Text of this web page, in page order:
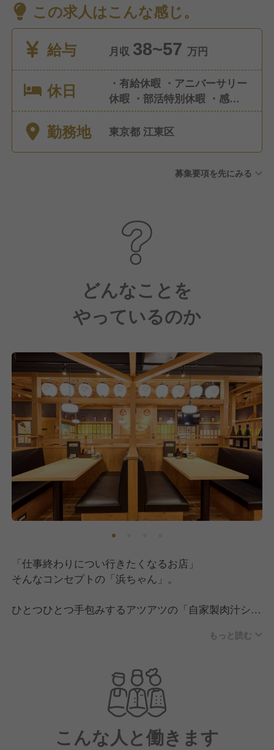
この求人はこんな感じ。
給与
月収 38~57 万円
休日
・有給休暇 ・アニバーサリー
休暇 ・部活特別休暇 ・感染症
による休暇 ・慶弔休暇 ・永年
勤続休暇 ・店舗休暇 ・産前産
勤務地 東京都 江東区
募集要項を先にみる
どんなことを
やっているのか
「仕事終わりについ行きたくなるお店」
そんなコンセプトの「浜ちゃん」。
ひとつひとつ手包みするアツアツの「自家製肉汁シュ
強鶏の塩煮込み」など、愛情を込めた手作りの品々が
そんな「浜ちゃん」では
最高の笑顔で働ける環境をつくり、
お客様が「ただいま！」と帰りたくなるような、
この街の“元気の源”となるようなお店を目指していま
もっと読む
こんな人と働きます